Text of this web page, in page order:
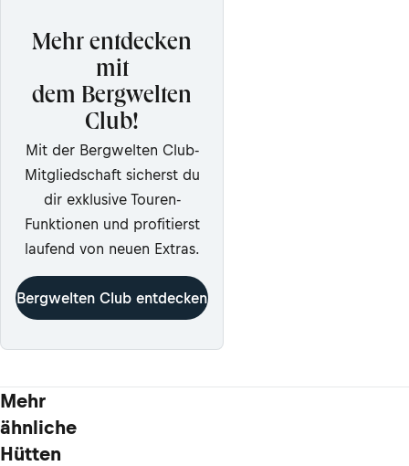
Mehr entdecken
mit
dem Bergwelten
Club!
Mit der Bergwelten Club-
Mitgliedschaft sicherst du
dir exklusive Touren-
Funktionen und profitierst
laufend von neuen Extras.
Bergwelten Club entdecken
Mehr
ähnliche
Hütten